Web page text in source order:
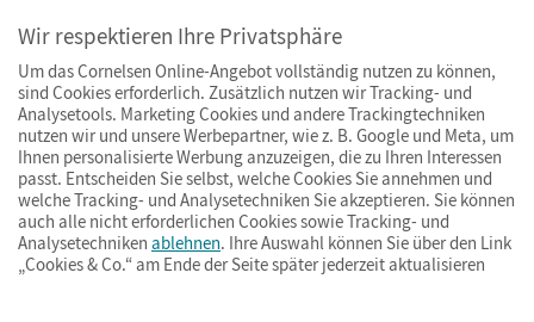
ImpressumAGBDatenschutzBarrierefreiheitCookies & Co.
Wir respektieren Ihre Privatsphäre
Um das Cornelsen Online-Angebot vollständig nutzen zu können,
sind Cookies erforderlich. Zusätzlich nutzen wir Tracking- und
Analysetools. Marketing Cookies und andere Trackingtechniken
nutzen wir und unsere Werbepartner, wie z. B. Google und Meta, um
Ihnen personalisierte Werbung anzuzeigen, die zu Ihren Interessen
passt. Entscheiden Sie selbst, welche Cookies Sie annehmen und
welche Tracking- und Analysetechniken Sie akzeptieren. Sie können
auch alle nicht erforderlichen Cookies sowie Tracking- und
Analysetechniken ablehnen. Ihre Auswahl können Sie über den Link
„Cookies & Co.“ am Ende der Seite später jederzeit aktualisieren